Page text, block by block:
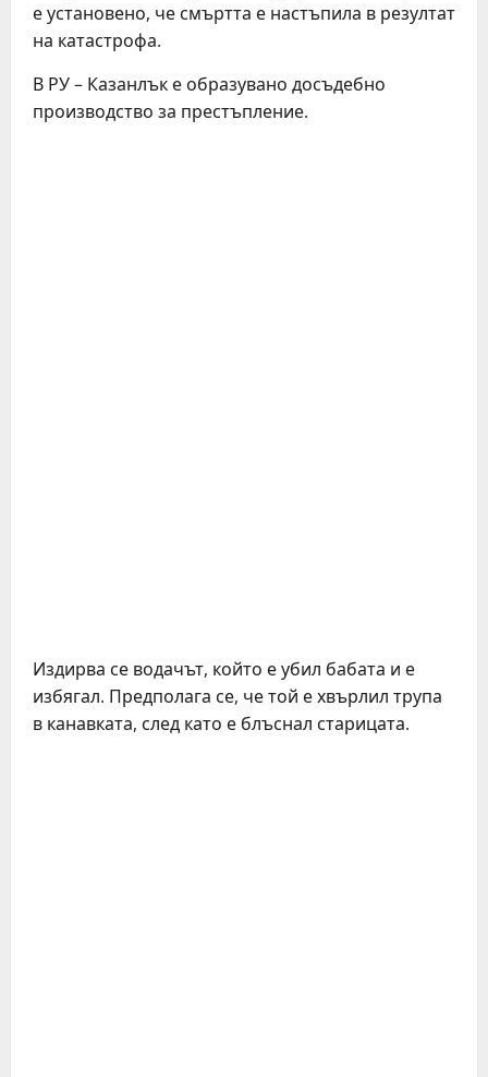
е установено, че смъртта е настъпила в резултат
на катастрофа.
В РУ – Казанлък е образувано досъдебно
производство за престъпление.
Издирва се водачът, който е убил бабата и е
избягал. Предполага се, че той е хвърлил трупа
в канавката, след като е блъснал старицата.